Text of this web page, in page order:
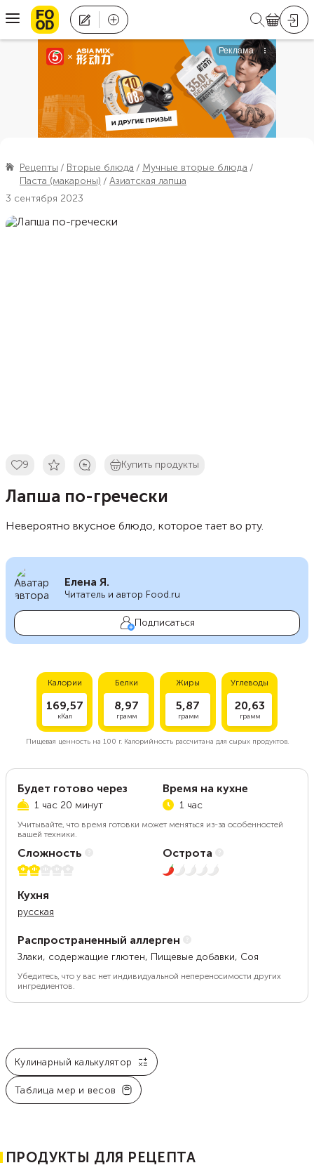
Рецепты Вторые блюда
Мучные вторые блюда
Паста (макароны)
Азиатская лапша
3 сентября 2023
9 Купить продукты
Лапша по-гречески
Невероятно вкусное блюдо, которое тает во рту.
Елена Я.
Читатель и автор Food.ru
Подписаться
Калории
169,57
кКал
Белки
8,97
грамм
Жиры
5,87
грамм
Углеводы
20,63
грамм
Пищевая ценность на 100 г.Калорийность рассчитана для сырых продуктов.
Будет готово через
1 час 20 минут
Время на кухне
1 час
Учитывайте, что время готовки может меняться из-за особенностей
вашей техники.
Сложность
2 из 5
Острота
1 из 5
Кухня
русская
Распространенный аллерген
Злаки, содержащие глютен, Пищевые добавки, Соя
Убедитесь, что у вас нет индивидуальной непереносимости других
ингредиентов.
Кулинарный калькулятор
Таблица мер и весов
ПРОДУКТЫ ДЛЯ РЕЦЕПТА